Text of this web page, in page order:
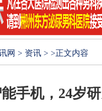
网 > 资讯 > >正文内容
手机，24岁